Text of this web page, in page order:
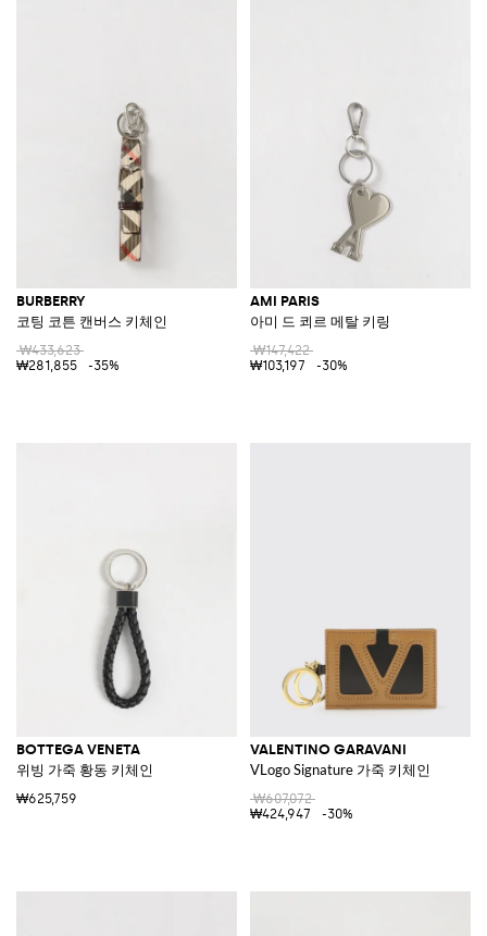
BURBERRY
코팅 코튼 캔버스 키체인
₩433,623
₩281,855
-35%
AMI PARIS
아미 드 쾨르 메탈 키링
₩147,422
₩103,197
-30%
BOTTEGA VENETA
위빙 가죽 황동 키체인
₩625,759
VALENTINO GARAVANI
VLogo Signature 가죽 키체인
₩607,072
₩424,947
-30%